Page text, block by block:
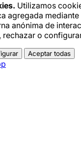
Utilizamos
agregada
anónima de
rechazar o
Aceptar todas